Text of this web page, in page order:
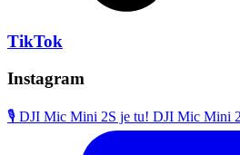
TikTok
Instagram
🎙️ DJI Mic Mini 2S je tu! DJI Mic Mini